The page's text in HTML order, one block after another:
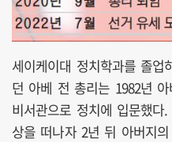
세이케이대 정치학과를 졸
던 아베 전 총리는 1982년
비서관으로 정치에 입문했
상을 떠나자 2년 뒤 아버지